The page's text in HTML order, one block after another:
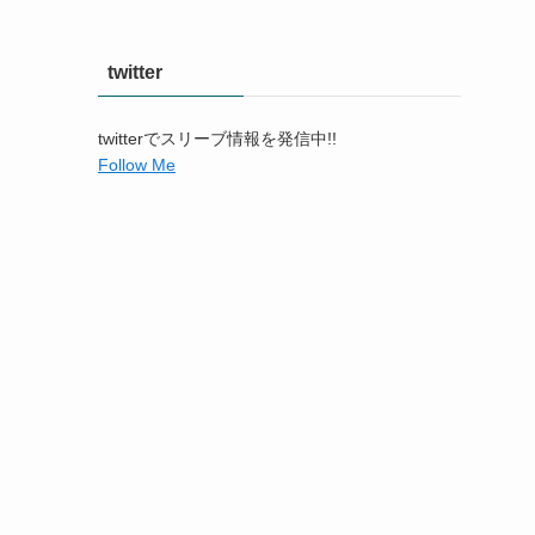
twitter
twitterでスリーブ情報を発信中!!
Follow Me